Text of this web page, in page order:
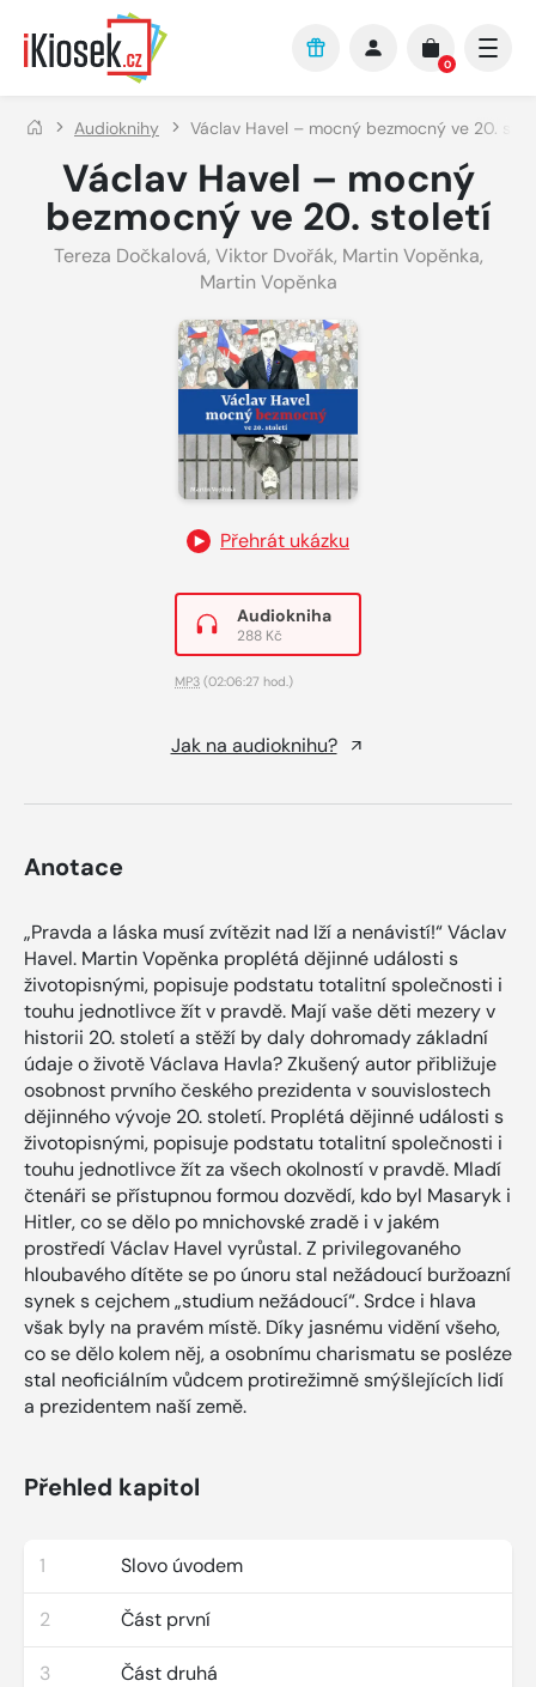
Přejít na hlavní obsah
0
Audioknihy Václav Havel – mocný bezmocný ve 20.
Václav Havel – mocný
bezmocný ve 20. století
Tereza Dočkalová, Viktor Dvořák, Martin Vopěnka,
Martin Vopěnka
Přehrát ukázku
Audiokniha
288 Kč
MP3 (02:06:27 hod.)
Jak na audioknihu?
Anotace
„Pravda a láska musí zvítězit nad lží a nenávistí!“ Václav
Havel. Martin Vopěnka proplétá dějinné události s
životopisnými, popisuje podstatu totalitní společnosti i
touhu jednotlivce žít v pravdě. Mají vaše děti mezery v
historii 20. století a stěží by daly dohromady základní
údaje o životě Václava Havla? Zkušený autor přibližuje
osobnost prvního českého prezidenta v souvislostech
dějinného vývoje 20. století. Proplétá dějinné události s
životopisnými, popisuje podstatu totalitní společnosti i
touhu jednotlivce žít za všech okolností v pravdě. Mladí
čtenáři se přístupnou formou dozvědí, kdo byl Masaryk i
Hitler, co se dělo po mnichovské zradě i v jakém
prostředí Václav Havel vyrůstal. Z privilegovaného
hloubavého dítěte se po únoru stal nežádoucí buržoazní
synek s cejchem „studium nežádoucí“. Srdce i hlava
však byly na pravém místě. Díky jasnému vidění všeho,
co se dělo kolem něj, a osobnímu charismatu se posléze
stal neoficiálním vůdcem protirežimně smýšlejících lidí
a prezidentem naší země.
Přehled kapitol
1 Slovo úvodem
2 Část první
3 Část druhá